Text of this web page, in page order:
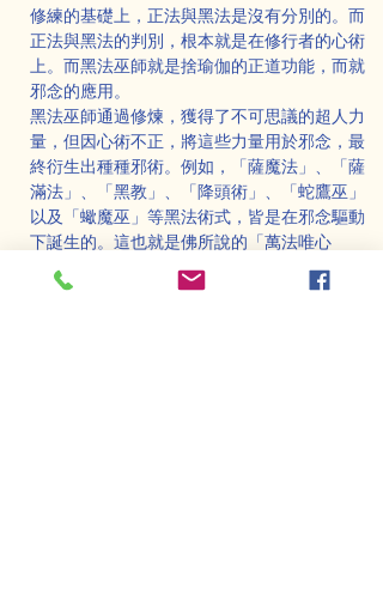
修練的基礎上，正法與黑法是沒有分別的。而
正法與黑法的判別，根本就是在修行者的心術
上。而黑法巫師就是捨瑜伽的正道功能，而就
邪念的應用。
黑法巫師通過修煉，獲得了不可思議的超人力
量，但因心術不正，將這些力量用於邪念，最
終衍生出種種邪術。例如，「薩魔法」、「薩
滿法」、「黑教」、「降頭術」、「蛇鷹巫」
以及「蠍魔巫」等黑法術式，皆是在邪念驅動
下誕生的。這也就是佛所說的「萬法唯心
造」，「善惡全在一念之差」。一念善，即是
「天堂」。一念惡，即是「地獄」。